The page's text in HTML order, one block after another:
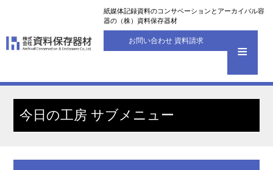
紙媒体記録資料のコンサベーションとアーカイバル容
器の（株）資料保存器材
お問い合わせ 資料請求
今日の工房 サブメニュー